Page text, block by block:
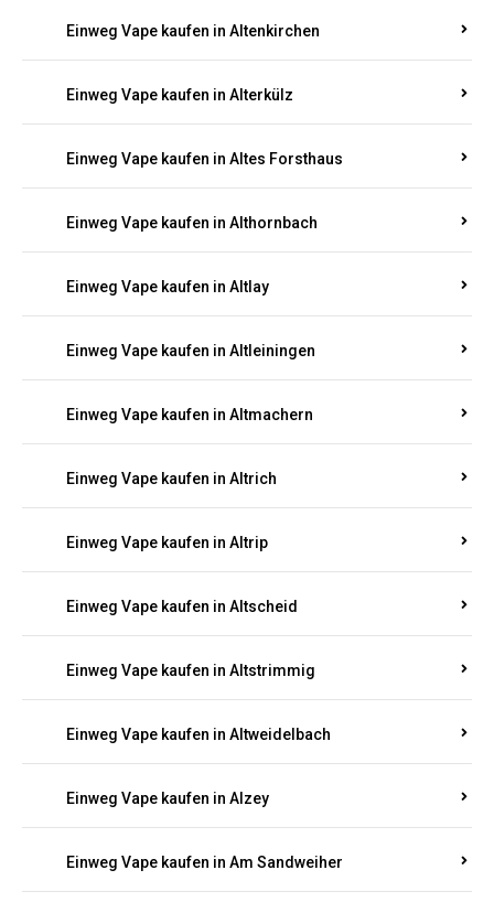
Einweg Vape kaufen in Altenkirchen
Einweg Vape kaufen in Alterkülz
Einweg Vape kaufen in Altes Forsthaus
Einweg Vape kaufen in Althornbach
Einweg Vape kaufen in Altlay
Einweg Vape kaufen in Altleiningen
Einweg Vape kaufen in Altmachern
Einweg Vape kaufen in Altrich
Einweg Vape kaufen in Altrip
Einweg Vape kaufen in Altscheid
Einweg Vape kaufen in Altstrimmig
Einweg Vape kaufen in Altweidelbach
Einweg Vape kaufen in Alzey
Einweg Vape kaufen in Am Sandweiher